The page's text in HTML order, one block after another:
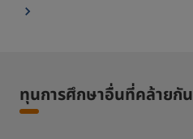
ทุนการศึกษาอื่นที่คล้ายกัน